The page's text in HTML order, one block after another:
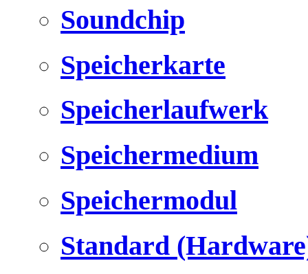
Soundchip
Speicherkarte
Speicherlaufwerk
Speichermedium
Speichermodul
Standard